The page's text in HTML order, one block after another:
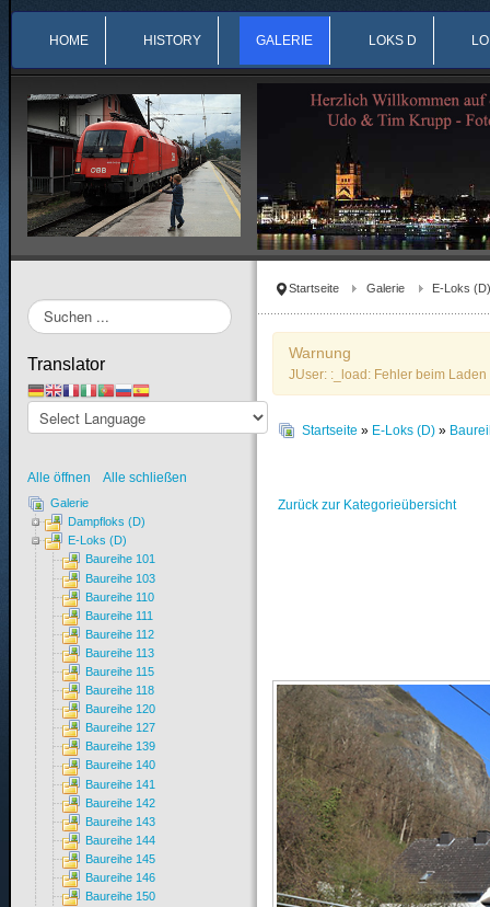
HOME HISTORY GALERIE LOKS D
Startseite Galerie E-Loks (D)
Warnung
JUser: :_load: Fehler beim
Startseite » E-Loks (D) »
Zurück zur Kategorieübersicht
Suchen
...
Translator
Alle öffnen Alle schließen
Galerie
Dampfloks (D)
E-Loks (D)
Baureihe 101
Baureihe 103
Baureihe 110
Baureihe 111
Baureihe 112
Baureihe 113
Baureihe 115
Baureihe 118
Baureihe 120
Baureihe 127
Baureihe 139
Baureihe 140
Baureihe 141
Baureihe 142
Baureihe 143
Baureihe 144
Baureihe 145
Baureihe 146
Baureihe 150